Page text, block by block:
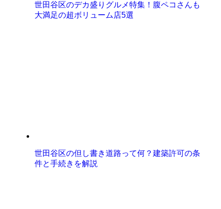
世田谷区のデカ盛りグルメ特集！腹ペコさんも
大満足の超ボリューム店5選
世田谷区の但し書き道路って何？建築許可の条
件と手続きを解説